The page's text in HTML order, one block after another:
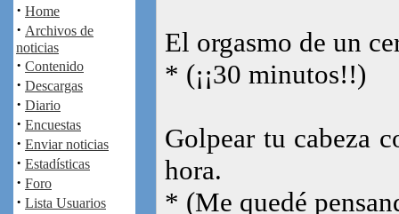
· Home
· Archivos de
noticias
· Contenido
· Descargas
· Diario
· Encuestas
· Enviar noticias
· Estadísticas
· Foro
· Lista Usuarios
El orgasmo de un
* (¡¡30 minutos!!)
Golpear tu cabeza
hora.
* (Me quedé